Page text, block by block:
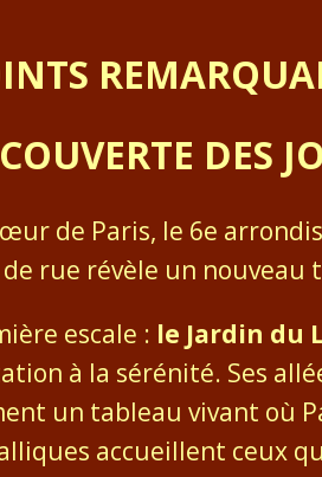
DES
de Paris, le 6e
rue révèle un
escale : le Jardin du
à la sérénité. Ses
un tableau vivant où
accueillent ceux